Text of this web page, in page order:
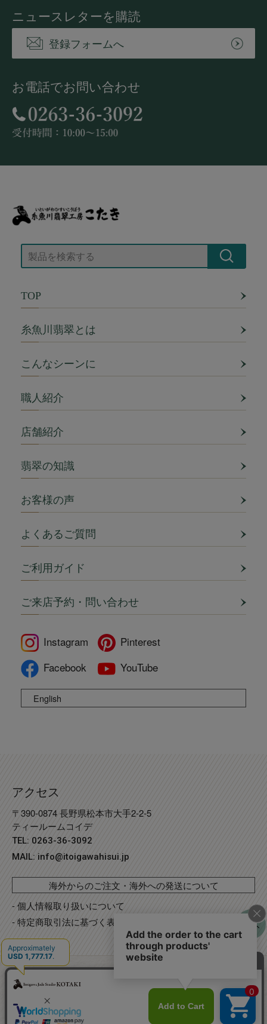
ニュースレターを購読
登録フォームへ
お電話でお問い合わせ
TOP
糸魚川翡翠とは
こんなシーンに
職人紹介
店舗紹介
翡翠の知識
お客様の声
よくあるご質問
ご利用ガイド
ご来店予約・問い合わせ
Instagram
Pinterest
Facebook
YouTube
English
アクセス
〒390-0874 長野県松本市大手2-2-5
ティールームコイデ
TEL: 0263-36-3092
MAIL: info@itoigawahisui.jp
海外からのご注文・海外への発送について
- 個人情報取り扱いについて
- 特定商取引法に基づく表記